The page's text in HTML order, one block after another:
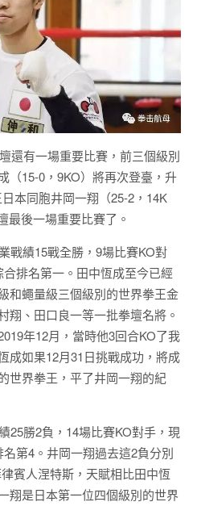
還有一場重要比賽，前三個級別
（15-0，9KO）將再次登臺，升
本同胞井岡一翔（25-2，14K
最後一場重要比賽了。
戰績15戰全勝，9場比賽KO對
排名第一。田中恆成至今已經
和蠅量級三個級別的世界拳王金
翔、田口良一等一批拳壇名將。
年12月，當時他3回合KO了我
成如果12月31日挑戰成功，將成
世界拳王，平了井岡一翔的紀
25勝2負，14場比賽KO對手，現
第4。井岡一翔過去這2負分別
賓人涅特斯，天賦相比田中恆
翔是日本第一位四個級別的世界